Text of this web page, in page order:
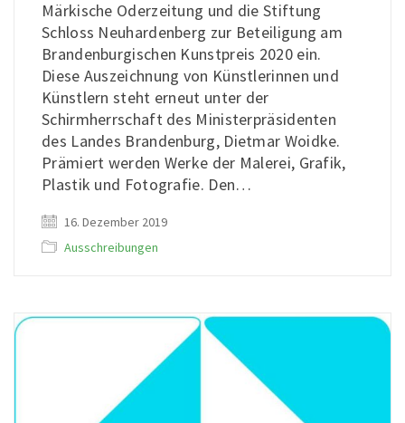
Märkische Oderzeitung und die Stiftung
Schloss Neuhardenberg zur Beteiligung am
Brandenburgischen Kunstpreis 2020 ein.
Diese Auszeichnung von Künstlerinnen und
Künstlern steht erneut unter der
Schirmherrschaft des Ministerpräsidenten
des Landes Brandenburg, Dietmar Woidke.
Prämiert werden Werke der Malerei, Grafik,
Plastik und Fotografie. Den…
16. Dezember 2019
Ausschreibungen